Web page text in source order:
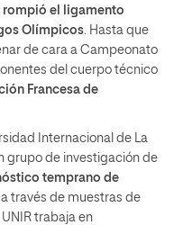
rompió el ligamento
Olímpicos. Hasta que
de cara a Campeonato
del cuerpo técnico
Francesa de
Internacional de La
grupo de investigación de
temprano de
a través de muestras de
trabaja en